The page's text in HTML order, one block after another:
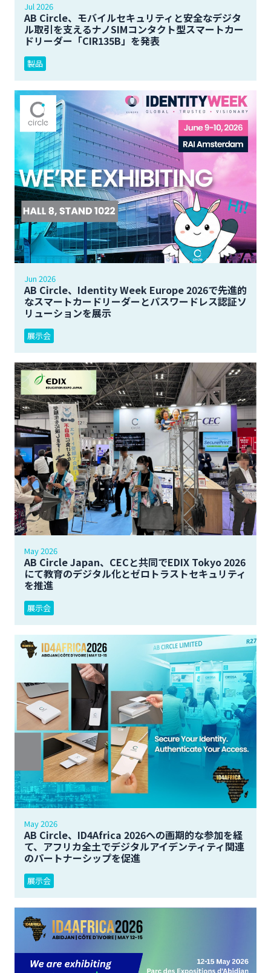
Jul 2026
AB Circle、モバイルセキュリティと安全なデジタ
ル取引を支えるナノSIMコンタクト型スマートカー
ドリーダー「CIR135B」を発表
製品
Jun 2026
AB Circle、Identity Week Europe 2026で先進的
なスマートカードリーダーとパスワードレス認証ソ
リューションを展示
展示会
May 2026
AB Circle Japan、CECと共同でEDIX Tokyo 2026
にて教育のデジタル化とゼロトラストセキュリティ
を推進
展示会
May 2026
AB Circle、ID4Africa 2026への画期的な参加を経
て、アフリカ全土でデジタルアイデンティティ関連
のパートナーシップを促進
展示会